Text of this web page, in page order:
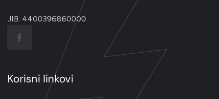
JIB: 4400396860000
Korisni linkovi